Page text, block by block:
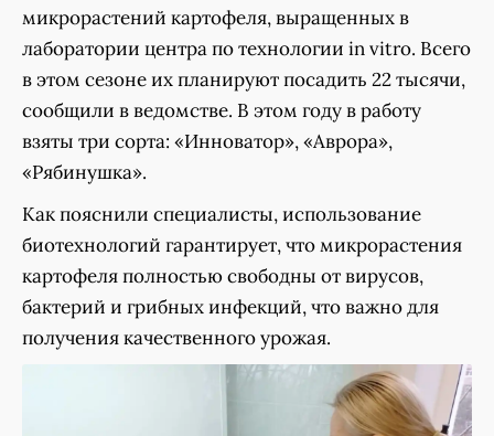
микрорастений картофеля, выращенных в
лаборатории центра по технологии in vitro. Всего
в этом сезоне их планируют посадить 22 тысячи,
сообщили в ведомстве. В этом году в работу
взяты три сорта: «Инноватор», «Аврора»,
«Рябинушка».
Как пояснили специалисты, использование
биотехнологий гарантирует, что микрорастения
картофеля полностью свободны от вирусов,
бактерий и грибных инфекций, что важно для
получения качественного урожая.